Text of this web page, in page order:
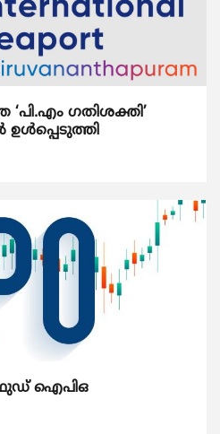
ഗതിശക്തി’
ഉൾപ്പെടുത്തി
ഫുഡ് ഐപിഒ